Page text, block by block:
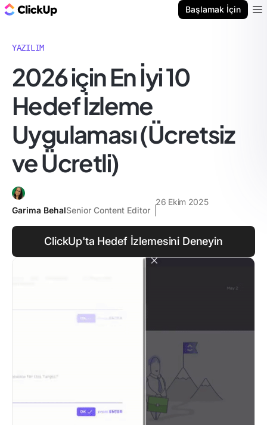
Başlamak İçin
YAZILIM
2026 için En İyi 10
Hedef İzleme
Uygulaması (Ücretsiz
ve Ücretli)
Garima BehalSenior Content Editor
26 Ekim 2025
ClickUp'ta Hedef İzlemesini Deneyin